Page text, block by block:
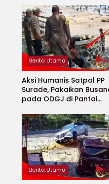
Berita Utama
Aksi Humanis Satpol PP
Surade, Pakaikan
pada ODGJ di Pantai
Berita Utama